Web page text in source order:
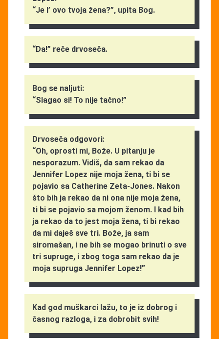
“Je l’ ovo tvoja žena?”, upita Bog.
“Da!” reče drvoseča.
Bog se naljuti:
“Slagao si! To nije tačno!”
Drvoseča odgovori:
“Oh, oprosti mi, Bože. U pitanju je
nesporazum. Vidiš, da sam rekao da
Jennifer Lopez nije moja žena, ti bi se
pojavio sa Catherine Zeta-Jones. Nakon
što bih ja rekao da ni ona nije moja žena,
ti bi se pojavio sa mojom ženom. I kad bih
ja rekao da to jest moja žena, ti bi rekao
da mi daješ sve tri. Bože, ja sam
siromašan, i ne bih se mogao brinuti o sve
tri supruge, i zbog toga sam rekao da je
moja supruga Jennifer Lopez!”
Kad god muškarci lažu, to je iz dobrog i
časnog razloga, i za dobrobit svih!